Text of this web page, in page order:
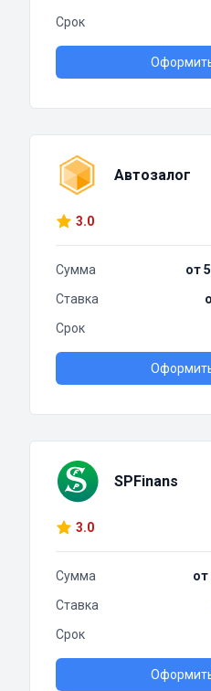
Срок
Автозалог
3.0
Сумма
от
Ставка
Срок
SPFinans
3.0
Сумма
от
Ставка
Срок